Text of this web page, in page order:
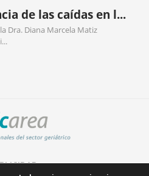
de las caídas en l...
Dra. Diana Marcela Matiz